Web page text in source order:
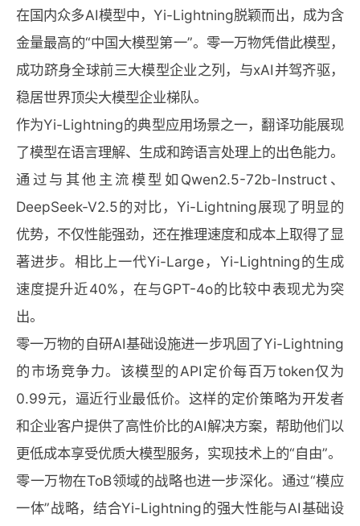
在国内众多AI模型中，Yi-Lightning脱颖而出，成为含
金量最高的“中国大模型第一”。零一万物凭借此模型，
成功跻身全球前三大模型企业之列，与xAI并驾齐驱，
稳居世界顶尖大模型企业梯队。
作为Yi-Lightning的典型应用场景之一，翻译功能展现
了模型在语言理解、生成和跨语言处理上的出色能力。
通过与其他主流模型如Qwen2.5-72b-Instruct、
DeepSeek-V2.5的对比，Yi-Lightning展现了明显的
优势，不仅性能强劲，还在推理速度和成本上取得了显
著进步。相比上一代Yi-Large，Yi-Lightning的生成
速度提升近40%，在与GPT-4o的比较中表现尤为突
出。
零一万物的自研AI基础设施进一步巩固了Yi-Lightning
的市场竞争力。该模型的API定价每百万token仅为
0.99元，逼近行业最低价。这样的定价策略为开发者
和企业客户提供了高性价比的AI解决方案，帮助他们以
更低成本享受优质大模型服务，实现技术上的“自由”。
零一万物在ToB领域的战略也进一步深化。通过“模应
一体”战略，结合Yi-Lightning的强大性能与AI基础设